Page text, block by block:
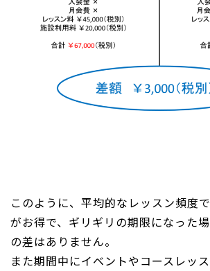
このように、平均的なレッスン頻度
がお得で、ギリギリの期限になった
の差はありません。
また期間中にイベントやコースレッ